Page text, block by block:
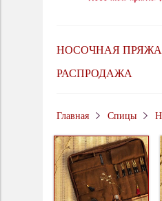
НОСОЧНАЯ ПРЯЖА
РАСПРОДАЖА
Главная Спицы